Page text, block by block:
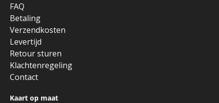
FAQ
Betaling
Verzendkosten
Levertijd
Retour sturen
Klachtenregeling
Contact
Kaart op maat